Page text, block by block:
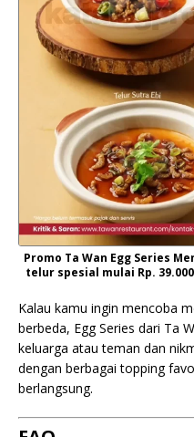
Promo Ta Wan Egg Series
telur spesial mulai Rp.
Kalau kamu ingin mencoba
berbeda, Egg Series dari Ta
keluarga atau teman dan
dengan berbagai topping
berlangsung.